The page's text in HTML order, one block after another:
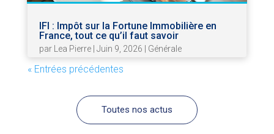
IFI : Impôt sur la Fortune Immobilière en
France, tout ce qu’il faut savoir
par Lea Pierre| Juin 9, 2026 Générale
« Entrées précédentes
Toutes nos actus